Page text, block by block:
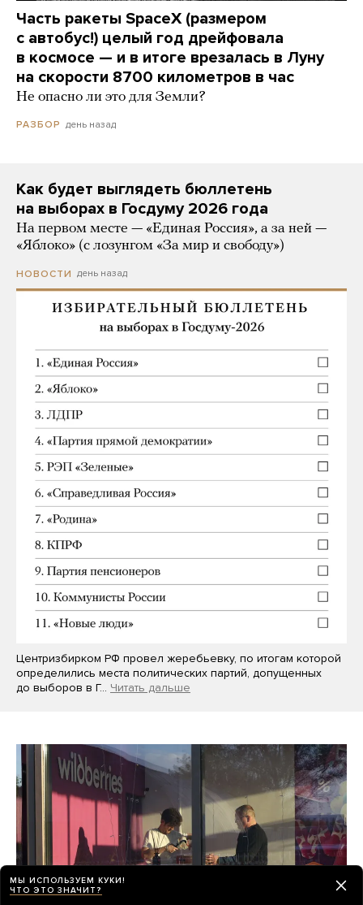
Часть ракеты SpaceX (размером
с автобус!) целый год дрейфовала
в космосе — и в итоге врезалась в Луну
на скорости 8700 километров в час
Не опасно ли это для Земли?
РАЗБОР день назад
Как будет выглядеть бюллетень
на выборах в Госдуму 2026 года
На первом месте — «Единая Россия», а за ней —
«Яблоко» (с лозунгом «За мир и свободу»)
НОВОСТИ день назад
Центризбирком РФ провел жеребьевку, по итогам которой
определились места политических партий, допущенных
до выборов в Г… Читать дальше
МЫ ИСПОЛЬЗУЕМ КУКИ!
ЧТО ЭТО ЗНАЧИТ?